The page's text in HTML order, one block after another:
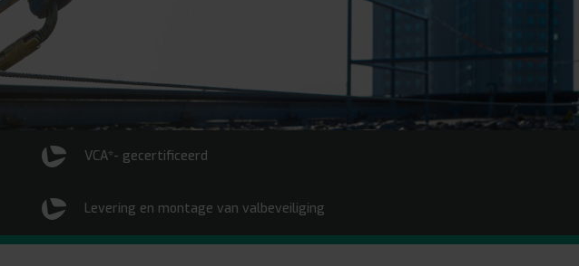
VCA*- gecertificeerd
Levering en montage van valbeveiliging